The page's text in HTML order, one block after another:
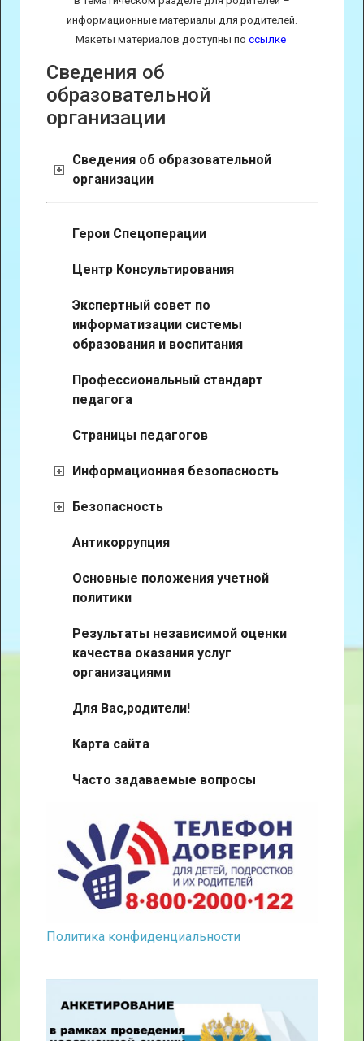
информационные материалы для родителей.
Макеты материалов доступны по ссылке
Сведения об
образовательной
организации
Сведения об образовательной
организации
Герои Спецоперации
Центр Консультирования
Экспертный совет по
информатизации системы
образования и воспитания
Профессиональный стандарт
педагога
Страницы педагогов
Информационная безопасность
Безопасность
Антикоррупция
Основные положения учетной
политики
Результаты независимой оценки
качества оказания услуг
организациями
Для Вас,родители!
Карта сайта
Часто задаваемые вопросы
Политика конфиденциальности